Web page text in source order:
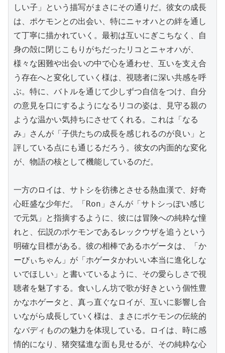
しい子」という描写がまさにその通りだ。彼女の成長
は、ポケモンとの出会い、特にニャオハとの絆を通し
て丁寧に描かれていく。最初は互いにぎこちなく、自
身の殻に閉じこもりがちだったリコとニャオハが、
様々な困難や出会いの中で心を通わせ、互いを支え合
う存在へと変化していく様は、視聴者に深い共感を呼
ぶ。特に、バトルを通じて少しずつ自信をつけ、自分
の意見を口にするようになるリコの姿は、見守る親の
ような温かい気持ちにさせてくれる。これは「なる
み」さんが「子供たちの成長を感じれるのが良い」と
評している点にも通じるだろう。彼女の内面的な変化
が、物語の核として機能しているのだ。
一方のロイは、サトシを彷彿とさせる熱血漢で、好奇
心旺盛な少年だ。「Ron」さんが「サトシっぽい感じ
で元気」と指摘するように、彼には冒険への純粋な憧
れと、伝説のポケモンであるレックウザを追うという
明確な目標がある。彼の相棒であるホゲータは、「か
ーびぃちゃん」が「ホゲータかわいい本当に進化しな
いでほしい」と書いているように、その愛らしさで視
聴者を魅了する。食いしん坊で歌が好きという個性豊
かなホゲータと、真っ直ぐなロイが、互いに影響し合
いながら成長していく様は、まさにポケモンの伝統的
なバディものの魅力を体現している。ロイは、時に感
情的になり、猪突猛進な面も見せるが、その純粋な心